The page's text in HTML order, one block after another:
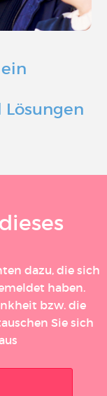
dazu, die sich
haben.
bzw. die
Sie sich